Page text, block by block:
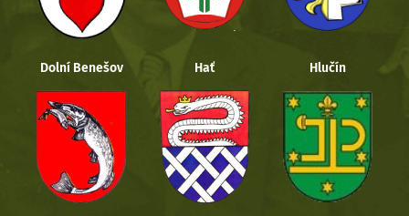
Dolní Benešov Hať Hlučín